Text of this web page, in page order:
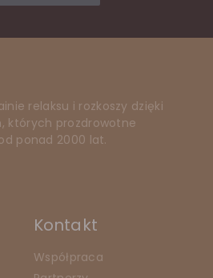
relaksu i rozkoszy dzięki
których prozdrowotne
ponad 2000 lat.
Kontakt
Współpraca